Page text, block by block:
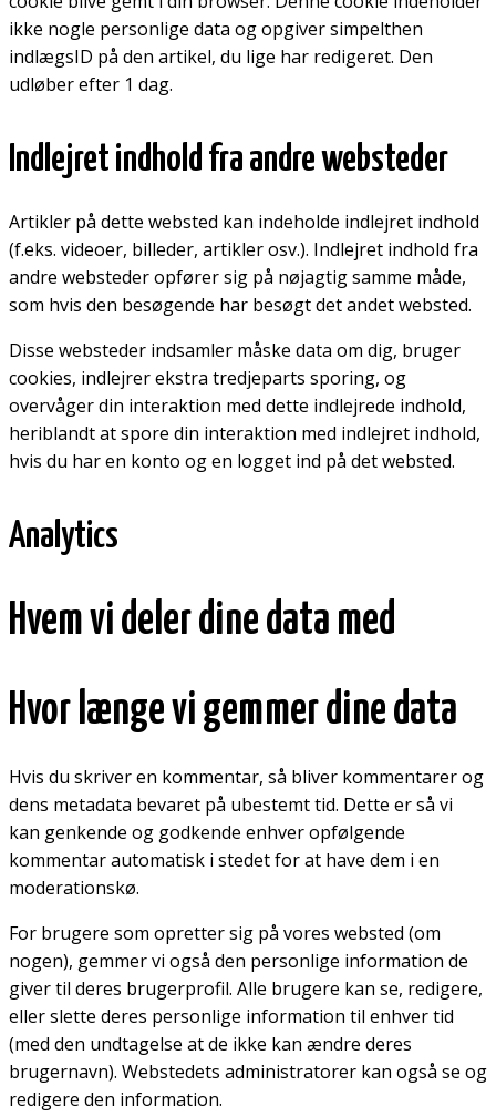
ikke nogle personlige data og opgiver simpelthen
indlægsID på den artikel, du lige har redigeret. Den
udløber efter 1 dag.
Indlejret indhold fra andre websteder
Artikler på dette websted kan indeholde indlejret indhold
(f.eks. videoer, billeder, artikler osv.). Indlejret indhold fra
andre websteder opfører sig på nøjagtig samme måde,
som hvis den besøgende har besøgt det andet websted.
Disse websteder indsamler måske data om dig, bruger
cookies, indlejrer ekstra tredjeparts sporing, og
overvåger din interaktion med dette indlejrede indhold,
heriblandt at spore din interaktion med indlejret indhold,
hvis du har en konto og en logget ind på det websted.
Analytics
Hvem vi deler dine data med
Hvor længe vi gemmer dine data
Hvis du skriver en kommentar, så bliver kommentarer og
dens metadata bevaret på ubestemt tid. Dette er så vi
kan genkende og godkende enhver opfølgende
kommentar automatisk i stedet for at have dem i en
moderationskø.
For brugere som opretter sig på vores websted (om
nogen), gemmer vi også den personlige information de
giver til deres brugerprofil. Alle brugere kan se, redigere,
eller slette deres personlige information til enhver tid
(med den undtagelse at de ikke kan ændre deres
brugernavn). Webstedets administratorer kan også se og
redigere den information.